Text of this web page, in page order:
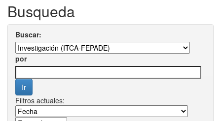
Busqueda
Buscar:
por
Filtros actuales: